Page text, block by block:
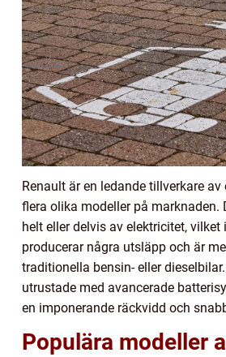
Renault är en ledande tillverkare
flera olika modeller på marknaden.
helt eller delvis av elektricitet, vilket
producerar några utsläpp och är
traditionella bensin- eller
utrustade med avancerade
en imponerande räckvidd och
Populära modeller